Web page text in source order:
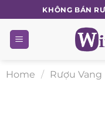
to
content
KHÔNG BÁN
Home / Rượu Vang